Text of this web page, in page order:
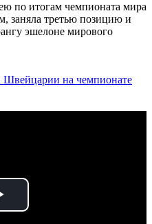
по итогам чемпионата мира
заняла третью позицию и
эшелоне мирового
Швейцарии на чемпионате